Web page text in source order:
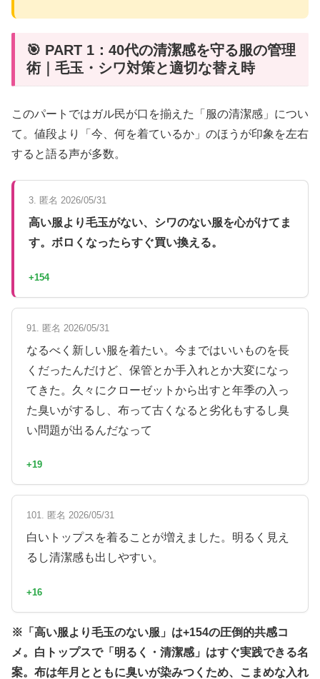
🎯 PART 1：40代の清潔感を守る服の管理
術｜毛玉・シワ対策と適切な替え時
このパートではガル民が口を揃えた「服の清潔感」につい
て。値段より「今、何を着ているか」のほうが印象を左右
すると語る声が多数。
3. 匿名 2026/05/31
高い服より毛玉がない、シワのない服を心がけてま
す。ボロくなったらすぐ買い換える。
+154
91. 匿名 2026/05/31
なるべく新しい服を着たい。今まではいいものを長
くだったんだけど、保管とか手入れとか大変になっ
てきた。久々にクローゼットから出すと年季の入っ
た臭いがするし、布って古くなると劣化もするし臭
い問題が出るんだなって
+19
101. 匿名 2026/05/31
白いトップスを着ることが増えました。明るく見え
るし清潔感も出しやすい。
+16
※「高い服より毛玉のない服」は+154の圧倒的共感コ
メ。白トップスで「明るく・清潔感」はすぐ実践できる名
案。布は年月とともに臭いが染みつくため、こまめな入れ